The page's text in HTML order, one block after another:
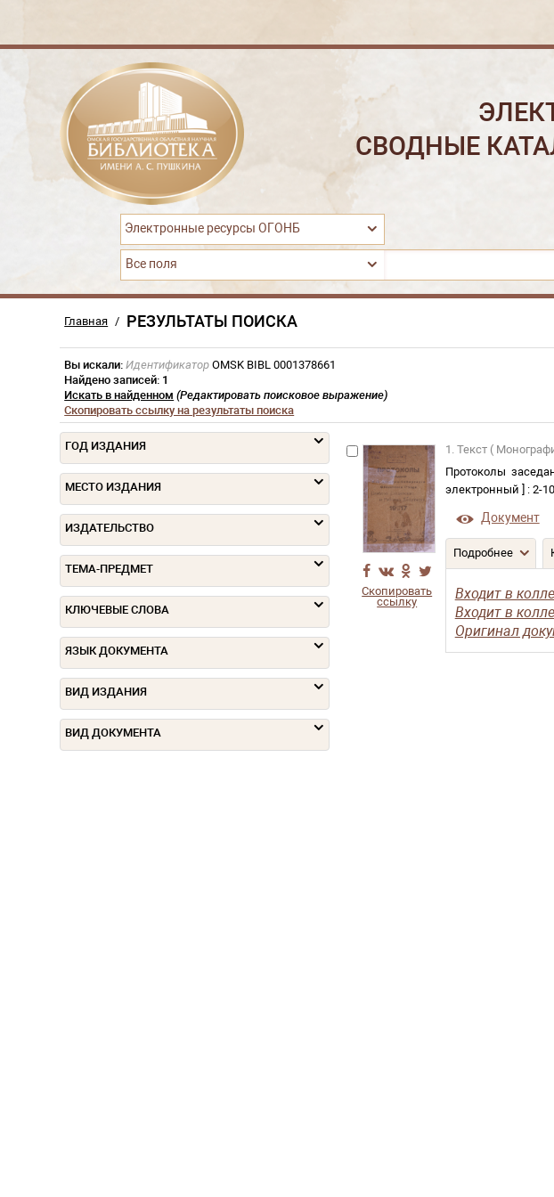
СВОДНЫЕ
Электронные ресурсы ОГОНБ
Все поля
Главная / РЕЗУЛЬТАТЫ ПОИСКА
Вы искали: Идентификатор OMSK BIBL 0001378661
Найдено записей: 1
Искать в найденном (Редактировать поисковое выражение)
Скопировать ссылку на результаты поиска
ГОД ИЗДАНИЯ
МЕСТО ИЗДАНИЯ
ИЗДАТЕЛЬСТВО
ТЕМА-ПРЕДМЕТ
КЛЮЧЕВЫЕ СЛОВА
ЯЗЫК ДОКУМЕНТА
ВИД ИЗДАНИЯ
ВИД ДОКУМЕНТА
Скопировать
ссылку
1. Текст (
Протоколы
электронный
: 2-
Документ
Подробнее
Входит в
Входит в
Оригинал